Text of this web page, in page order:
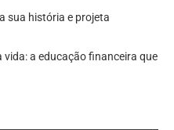
sua história e projeta
vida: a educação financeira que